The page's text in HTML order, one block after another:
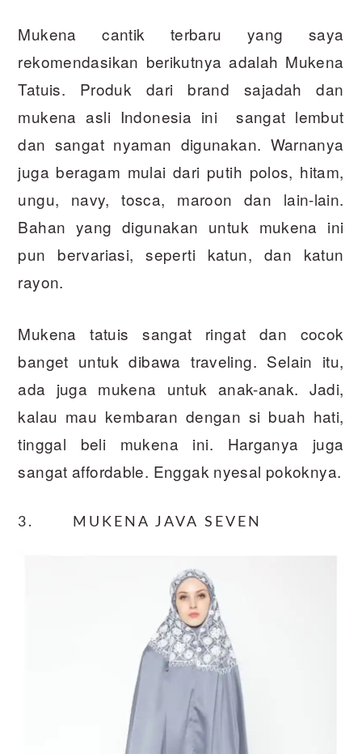
Mukena cantik terbaru yang saya
rekomendasikan berikutnya adalah Mukena
Tatuis. Produk dari brand sajadah dan
mukena asli Indonesia ini sangat lembut
dan sangat nyaman digunakan. Warnanya
juga beragam mulai dari putih polos, hitam,
ungu, navy, tosca, maroon dan lain-lain.
Bahan yang digunakan untuk mukena ini
pun bervariasi, seperti katun, dan katun
rayon.
Mukena tatuis sangat ringat dan cocok
banget untuk dibawa traveling. Selain itu,
ada juga mukena untuk anak-anak. Jadi,
kalau mau kembaran dengan si buah hati,
tinggal beli mukena ini. Harganya juga
sangat affordable. Enggak nyesal pokoknya.
3. MUKENA JAVA SEVEN